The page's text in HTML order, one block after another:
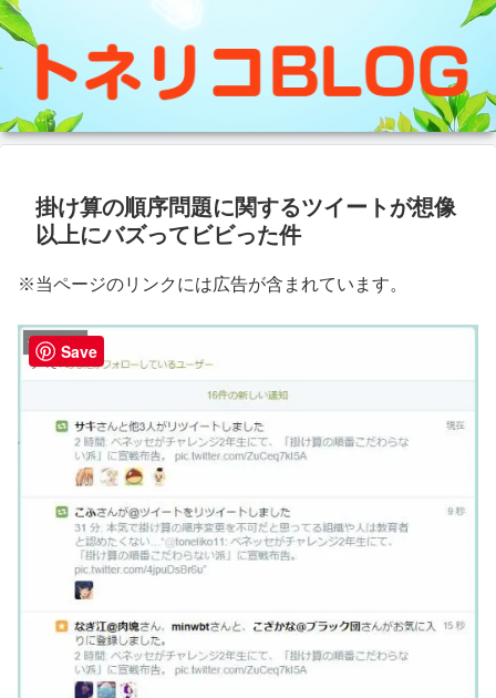
掛け算の順序問題に関するツイートが想像
以上にバズってビビった件
※当ページのリンクには広告が含まれています。
子供の勉強Save